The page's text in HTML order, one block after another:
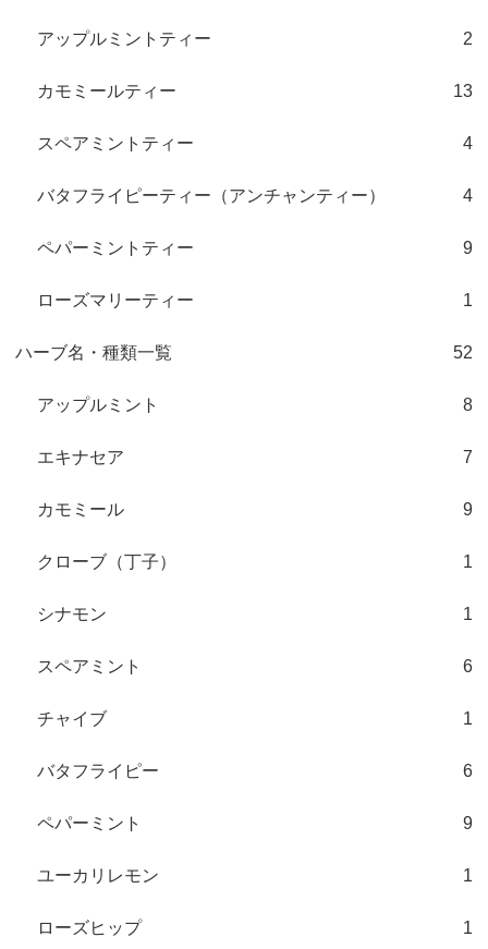
アップルミントティー 2
カモミールティー 13
スペアミントティー 4
バタフライピーティー（アンチャンティー） 4
ペパーミントティー 9
ローズマリーティー 1
ハーブ名・種類一覧 52
アップルミント 8
エキナセア 7
カモミール 9
クローブ（丁子） 1
シナモン 1
スペアミント 6
チャイブ 1
バタフライピー 6
ペパーミント 9
ユーカリレモン 1
ローズヒップ 1